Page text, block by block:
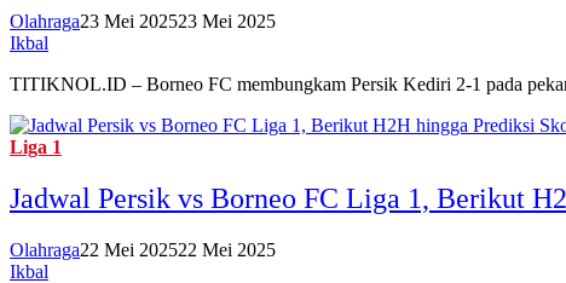
Olahraga23 Mei 202523 Mei 2025
Ikbal
TITIKNOL.ID – Borneo FC membungkam Persik Kediri 2-1 pada
Liga 1
Jadwal Persik vs Borneo FC Liga 1, Berikut
Olahraga22 Mei 202522 Mei 2025
Ikbal